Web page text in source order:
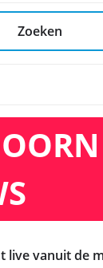
Zoeken
live vanuit de